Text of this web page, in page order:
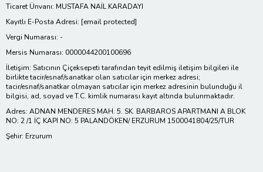
Ticaret Ünvanı: MUSTAFA NAİL KARADAYI
Kayıtlı E-Posta Adresi: [email protected]
Vergi Numarası: -
Mersis Numarası: 0000044200100696
İletişim: Satıcının Çiçeksepeti tarafından teyit edilmiş iletişim bilgileri ile
birlikte tacir/esnaf/sanatkar olan satıcılar için merkez adresi;
tacir/esnaf/sanatkar olmayan satıcılar için merkez adresinin bulunduğu il
bilgisi, ad, soyad ve T.C. kimlik numarası kayıt altında bulunmaktadır.
Adres: ADNAN MENDERES MAH. 5. SK. BARBAROS APARTMANI A BLOK
NO: 2 /1 İÇ KAPI NO: 5 PALANDÖKEN/ ERZURUM 1500041804/25/TUR
Şehir: Erzurum